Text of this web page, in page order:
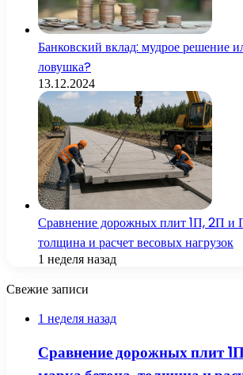
Банковский вклад: мудрое решение
ловушка?
13.12.2024
Сравнение дорожных плит 1П, 2П и
толщина и расчет весовых нагрузок
1 неделя назад
Свежие записи
1 неделя назад
Сравнение дорожных плит